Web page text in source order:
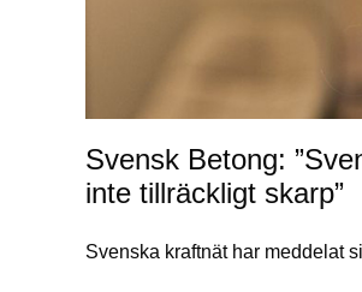
Svensk Betong:
inte tillräckligt skarp”
Svenska kraftnät har meddelat